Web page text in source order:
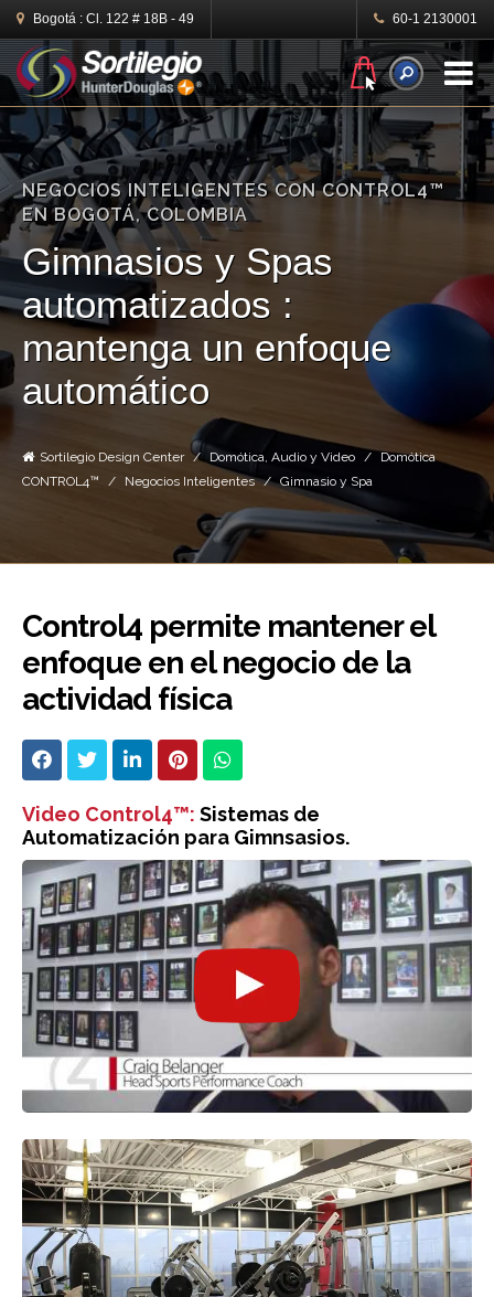
Bogotá : Cl. 122 # 18B - 49 60-1 2130001
NEGOCIOS INTELIGENTES CON CONTROL4™
EN BOGOTÁ, COLOMBIA
Gimnasios y Spas
automatizados :
mantenga un enfoque
automático
Sortilegio Design Center Domótica, Audio y Video
Domótica
CONTROL4™
Negocios Inteligentes Gimnasio y Spa
Control4 permite mantener el
enfoque en el negocio de la
actividad física
Video Control4™: Sistemas de
Automatización para Gimnsasios.